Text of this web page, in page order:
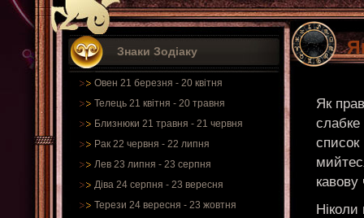
Знаки Зодіаку
Овен 21 березня - 20 квітня
Телець 21 квітня - 20 травня
Близнюки 21 травня - 21 червня
Рак 22 червня - 22 липня
Лев 23 липня - 23 серпня
Діва 24 серпня - 23 вересня
Терези 24 вересня - 23 жовтня
Як
слабке